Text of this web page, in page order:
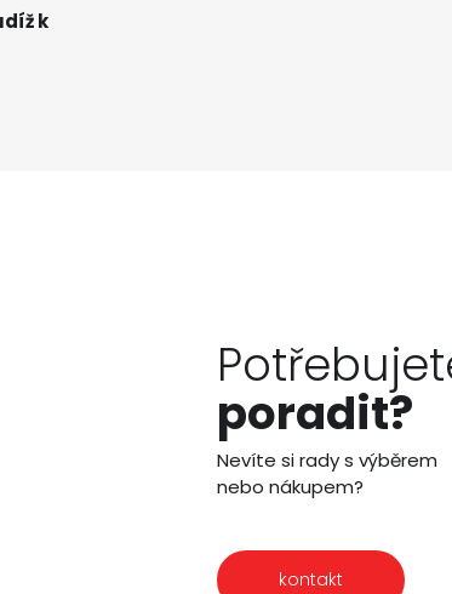
k
poradit?
Nevíte si rady s výběrem
nebo nákupem?
kontakt